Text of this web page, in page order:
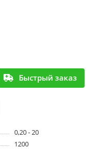
Быстрый заказ
0,20 - 20
1200